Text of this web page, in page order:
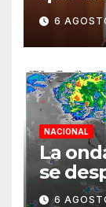
6
NACIONAL
La
se
6